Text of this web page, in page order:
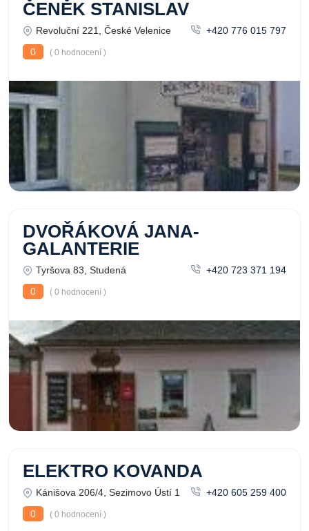
ČENĚK STANISLAV
Revoluční 221, České Velenice
+420 776 015 797
0
( 0 hodnocení )
DVOŘÁKOVÁ JANA-
GALANTERIE
Tyršova 83, Studená
+420 723 371 194
0
( 0 hodnocení )
ELEKTRO KOVANDA
Kánišova 206/4, Sezimovo Ústí 1
+420 605 259 400
0
( 0 hodnocení )